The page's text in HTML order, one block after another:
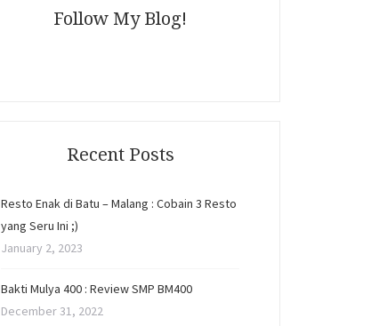
Follow My Blog!
Recent Posts
Resto Enak di Batu – Malang : Cobain 3 Resto
yang Seru Ini ;)
January 2, 2023
Bakti Mulya 400 : Review SMP BM400
December 31, 2022